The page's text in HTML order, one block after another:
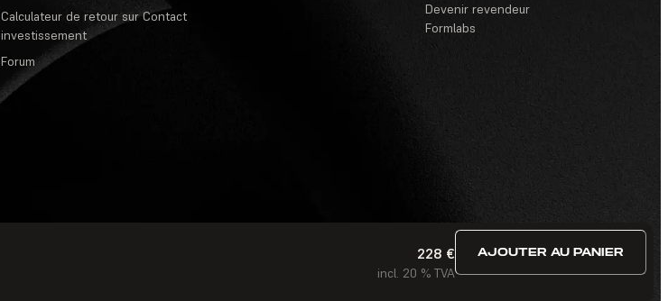
228 €
incl. 20 % TVA
AJOUTER AU PANIER
Calculateur de retour sur
investissement
Forum
Contact
Devenir revendeur
Formlabs
· Concours et tirages au sort